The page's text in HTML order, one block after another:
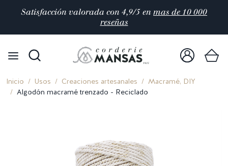
Satisfacción valorada con 4,9/5 en mas de 10 000
reseñas
Inicio Usos Creaciones artesanales
Macramé, DIY
Algodón macramé trenzado - Reciclado